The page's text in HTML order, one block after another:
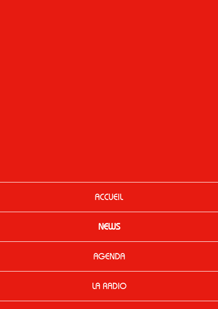
ACCUEIL
NEWS
AGENDA
LA RADIO